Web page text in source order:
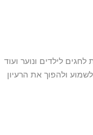
לילדים ונוער ועוד
ולהפוך את הרעיון